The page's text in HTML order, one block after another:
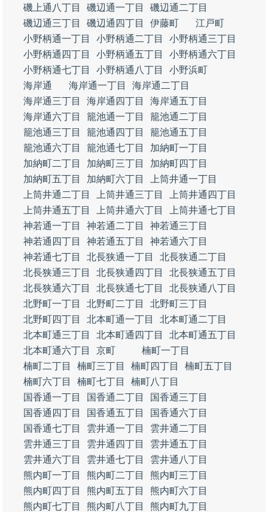
磯上通八丁目 磯辺通一丁目
磯辺通二丁目
磯辺通三丁目
磯辺通四丁目 伊藤町
江戸町
小野柄通一丁目
小野柄通二丁目
小野柄通三丁目
小野柄通四丁目
小野柄通五丁目
小野柄通六丁目
小野柄通七丁目
小野柄通八丁目
小野浜町
海岸通
海岸通一丁目
海岸通二丁目
海岸通三丁目
海岸通四丁目
海岸通五丁目
海岸通六丁目
籠池通一丁目
籠池通二丁目
籠池通三丁目
籠池通四丁目
籠池通五丁目
籠池通六丁目
籠池通七丁目
加納町一丁目
加納町二丁目
加納町三丁目
加納町四丁目
加納町五丁目
加納町六丁目
上筒井通一丁目
上筒井通二丁目
上筒井通三丁目
上筒井通四丁目
上筒井通五丁目
上筒井通六丁目
上筒井通七丁目
神若通一丁目
神若通二丁目
神若通三丁目
神若通四丁目
神若通五丁目
神若通六丁目
神若通七丁目
北長狭通一丁目
北長狭通二丁目
北長狭通三丁目
北長狭通四丁目
北長狭通五丁目
北長狭通六丁目
北長狭通七丁目
北長狭通八丁目
北野町一丁目
北野町二丁目
北野町三丁目
北野町四丁目
北本町通一丁目
北本町通二丁目
北本町通三丁目
北本町通四丁目
北本町通五丁目
北本町通六丁目
京町
楠町一丁目
楠町二丁目
楠町三丁目 楠町四丁目
楠町五丁目
楠町六丁目
楠町七丁目
楠町八丁目
国香通一丁目
国香通二丁目
国香通三丁目
国香通四丁目
国香通五丁目
国香通六丁目
国香通七丁目
雲井通一丁目
雲井通二丁目
雲井通三丁目
雲井通四丁目
雲井通五丁目
雲井通六丁目
雲井通七丁目
雲井通八丁目
熊内町一丁目
熊内町二丁目
熊内町三丁目
熊内町四丁目
熊内町五丁目
熊内町六丁目
熊内町七丁目
熊内町八丁目
熊内町九丁目